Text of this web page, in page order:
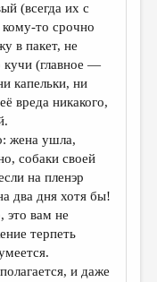
(всегда их с
кому-то срочно
в пакет, не
кучи (главное —
капельки, ни
вреда никакого,
жена ушла,
собаки своей
на пленэр
два дня хотя бы!
это вам не
терпеть
и даже